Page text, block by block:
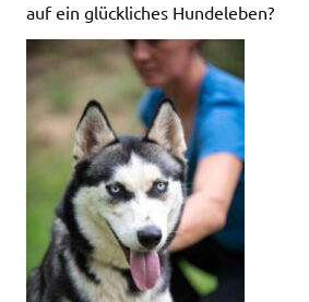
auf ein glückliches Hundeleben?